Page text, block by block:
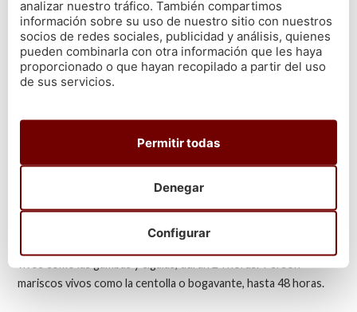
el marisco en casa
Sobre cuánto dura el marisco fresco, depende del tipo de
marisco y su estado inicial. Mientras más fresco lo recibas, más
margen de tiempo tendrás.
Tiempos máximos recomendados
según el tipo de marisco
Al aprender sobre cómo conservar el marisco vivo, los tiempos
son vitales. La duración del marisco fresco depende de su
moluscos vivos,
mejillones, duran 24 a 48 horas. Si son crustáceos frescos no
mariscos vivos como la centolla o bogavante, hasta 48 horas.
analizar nuestro tráfico. También compartimos
información sobre su uso de nuestro sitio con nuestros
socios de redes sociales, publicidad y análisis, quienes
pueden combinarla con otra información que les haya
proporcionado o que hayan recopilado a partir del uso
de sus servicios.
Configurar
Denegar
Permitir todas